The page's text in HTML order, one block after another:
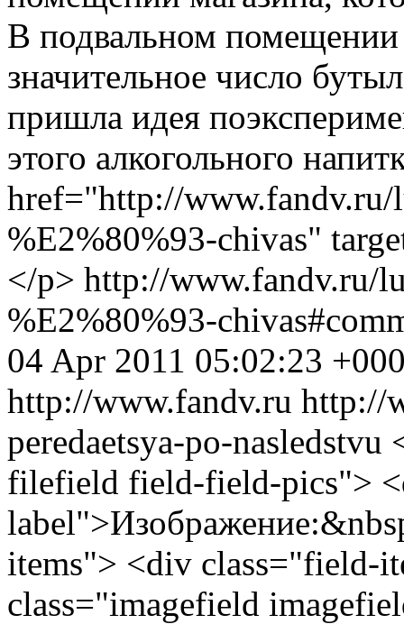
В подвальном помещении
значительное число
пришла идея
этого алкогольного
href="http://
%E2%80%93-chivas"
</p> http://www.fandv.ru/
%E2%80%93-
04 Apr 2011 05:02:23
http://www.fandv.ru http://
peredaetsya-po-nasledstvu
filefield field-field-pics">
items"> <div class="field-
class="imagefield